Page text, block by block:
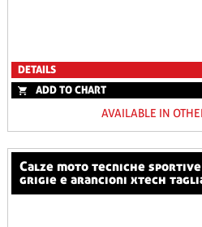
DETAILS
ADD TO CHART
AVAILABLE IN
calze moto tecniche sportive estive leggere corte
grigie e arancioni xtech